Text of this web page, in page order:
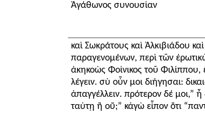
Ἀγάθωνος συνουσίαν
καὶ Σωκράτους καὶ Ἀλκιβιάδου
παραγενομένων, περὶ τῶν
ἀκηκοὼς Φοίνικος τοῦ Φιλίππου,
λέγειν. σὺ οὖν μοι διήγησαι:
ἀπαγγέλλειν. πρότερον δέ μοι,”
ταύτῃ ἢ οὔ;” κἀγὼ εἶπον ὅτι